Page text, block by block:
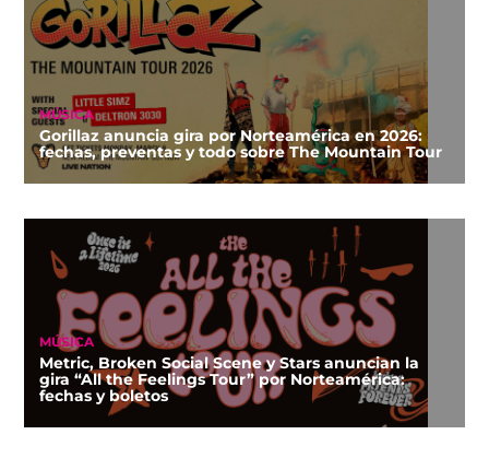
MÚSICA
Gorillaz anuncia gira por Norteamérica en 2026:
fechas, preventas y todo sobre The Mountain Tour
MÚSICA
Metric, Broken Social Scene y Stars anuncian la
gira “All the Feelings Tour” por Norteamérica:
fechas y boletos